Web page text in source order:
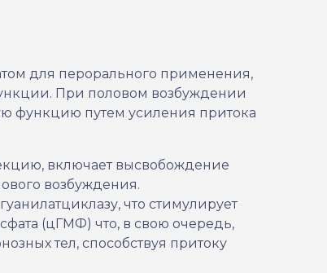
для перорального применения,
При половом возбуждении
функцию путем усиления притока
включает высвобождение
возбуждения.
что стимулирует
(цГМФ) что, в свою очередь,
тел, способствуя притоку